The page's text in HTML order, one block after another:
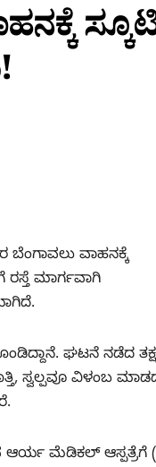
ವಾಹನಕ್ಕೆ
ಮಾರ್ಗವಾಗಿ
ಘಟನೆ ನಡೆದ
ಸ್ವಲ್ಪವೂ ವಿಳಂಬ ಮಾಡದೆ
ಆರ್ಯ ಮೆಡಿಕಲ್ ಆಸ್ಪತ್ರೆಗೆ